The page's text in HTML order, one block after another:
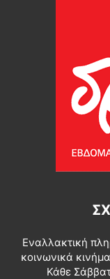
Εναλλακτική
κοινωνικά
Κάθε